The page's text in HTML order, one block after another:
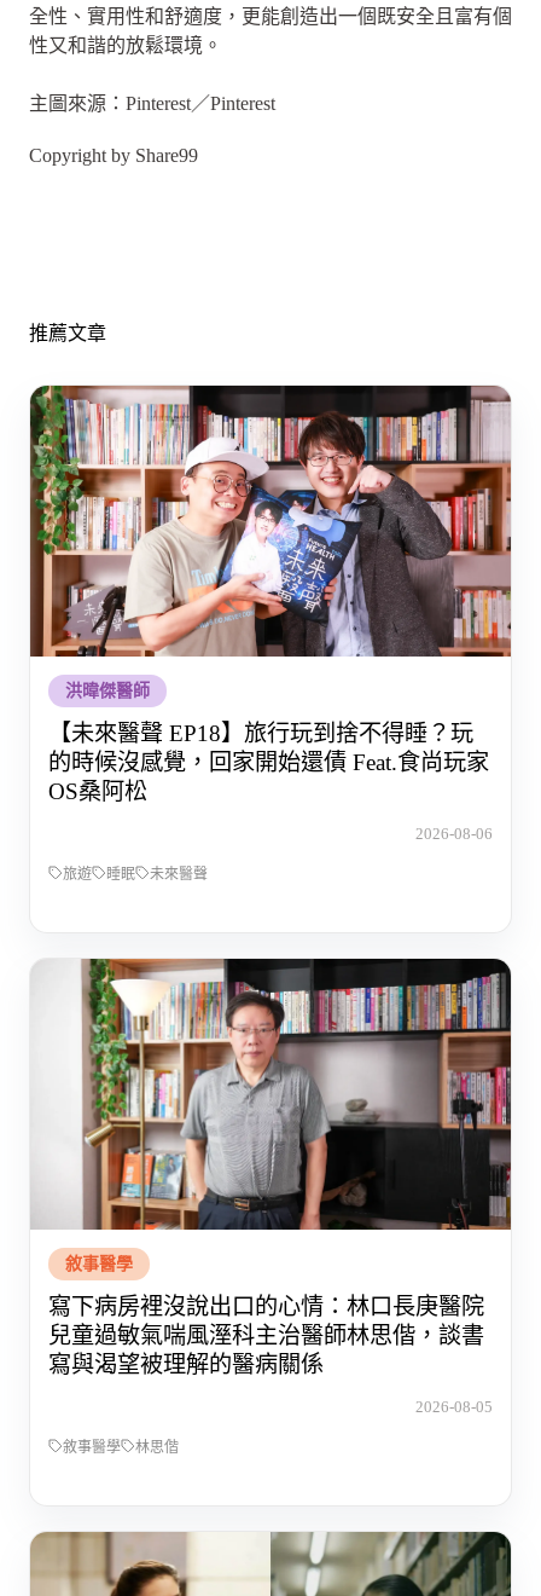
全性、實用性和舒適度，更能創造出一個既安全且富有個
性又和諧的放鬆環境。
主圖來源：Pinterest／Pinterest
Copyright by Share99
推薦文章
洪暐傑醫師
【未來醫聲 EP18】旅行玩到捨不得睡？玩
的時候沒感覺，回家開始還債 Feat.食尚玩家
OS桑阿松
2026-08-06
旅遊 睡眠 未來醫聲
敘事醫學
寫下病房裡沒說出口的心情：林口長庚醫院
兒童過敏氣喘風溼科主治醫師林思偕，談書
寫與渴望被理解的醫病關係
2026-08-05
敘事醫學 林思偕